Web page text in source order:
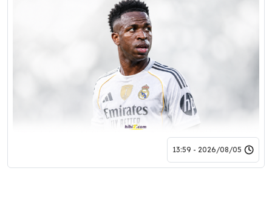
2026/08/05 - 13:59